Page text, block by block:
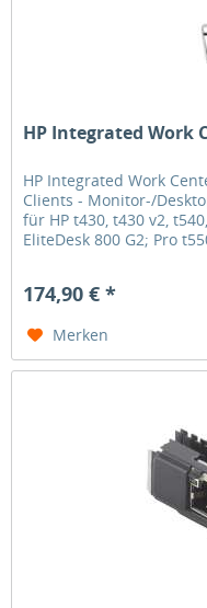
HP Integrated Work
HP Integrated Work
Clients - Monitor-/
für HP t430, t430 v2,
EliteDesk 800 G2; Pro
174,90 € *
Merken